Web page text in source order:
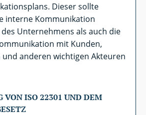
Dieser sollte
interne Kommunikation
Unternehmens als auch die
mit Kunden,
und anderen wichtigen Akteuren
VON ISO 22301 UND DEM